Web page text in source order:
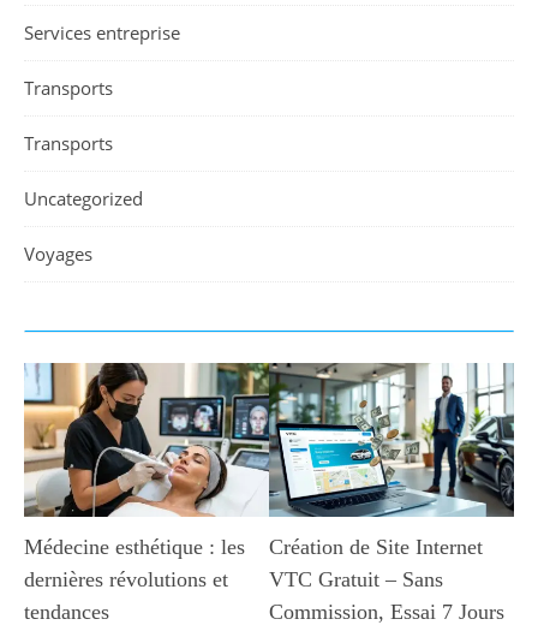
Services entreprise
Transports
Transports
Uncategorized
Voyages
Médecine esthétique : les
dernières révolutions et
tendances
Création de Site Internet
VTC Gratuit – Sans
Commission, Essai 7 Jours